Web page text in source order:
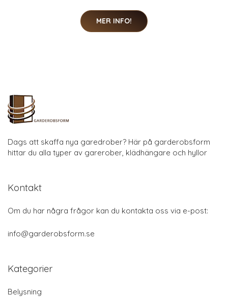
MER INFO!
Dags att skaffa nya garedrober? Här på garderobsform
hittar du alla typer av garerober, klädhängare och hyllor
Kontakt
Om du har några frågor kan du kontakta oss via e-post:
info@garderobsform.se
Kategorier
Belysning